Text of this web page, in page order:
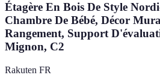
Étagère En Bois De Style
Chambre De Bébé, Décor
Rangement, Support
Mignon, C2
Rakuten FR